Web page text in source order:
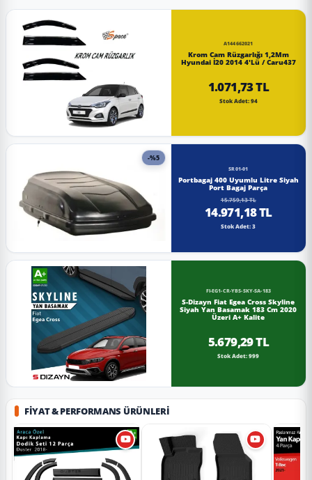
A144662021
Krom Cam Rüzgarlığı 1,2Mm
Hyundai İ20 2014 4'Lü / Caru437
1.071,73 TL
Stok Adet: 94
-%5
SR01-01
Portbagaj 400 Uyumlu Litre Siyah
Port Bagaj Parça
15.759,13 TL
14.971,18 TL
Stok Adet: 3
FI-EG1-CR-YBS-SKY-SA-183
S-Dizayn Fiat Egea Cross Skyline
Siyah Yan Basamak 183 Cm 2020
Üzeri A+ Kalite
5.679,29 TL
Stok Adet: 999
FIYAT & PERFORMANS ÜRÜNLERI